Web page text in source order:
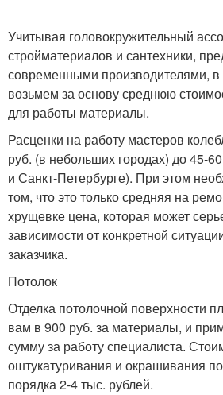
Учитывая головокружительный
стройматериалов и сантехники,
современными производителями, в
возьмем за основу среднюю
для работы материалы.
Расценки на работу мастеров
руб. (в небольших городах) до 45-
и Санкт-Петербурге). При этом
том, что это только средняя на
хрущевке цена, которая может
зависимости от конкретной
заказчика.
Потолок
Отделка потолочной поверхности
вам в 900 руб. за материалы, и
сумму за работу специалиста.
оштукатуривания и окрашивания
порядка 2-4 тыс. рублей.